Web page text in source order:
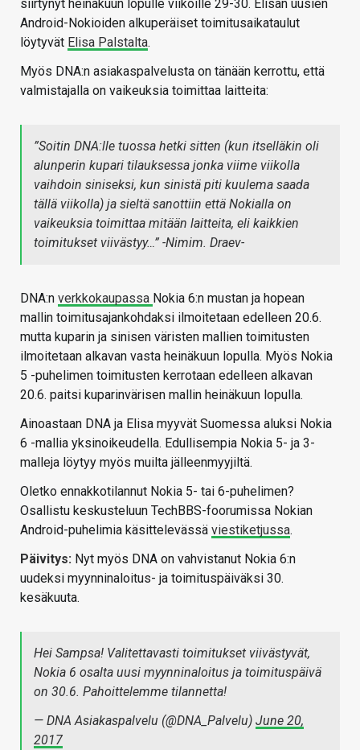
siirtynyt heinäkuun lopulle viikoille 29-30. Elisan uusien
Android-Nokioiden alkuperäiset toimitusaikataulut
löytyvät Elisa Palstalta.
Myös DNA:n asiakaspalvelusta on tänään kerrottu, että
valmistajalla on vaikeuksia toimittaa laitteita:
”Soitin DNA:lle tuossa hetki sitten (kun itselläkin oli
alunperin kupari tilauksessa jonka viime viikolla
vaihdoin siniseksi, kun sinistä piti kuulema saada
tällä viikolla) ja sieltä sanottiin että Nokialla on
vaikeuksia toimittaa mitään laitteita, eli kaikkien
toimitukset viivästyy…” -Nimim. Draev-
DNA:n verkkokaupassa Nokia 6:n mustan ja hopean
mallin toimitusajankohdaksi ilmoitetaan edelleen 20.6.
mutta kuparin ja sinisen väristen mallien toimitusten
ilmoitetaan alkavan vasta heinäkuun lopulla. Myös Nokia
5 -puhelimen toimitusten kerrotaan edelleen alkavan
20.6. paitsi kuparinvärisen mallin heinäkuun lopulla.
Ainoastaan DNA ja Elisa myyvät Suomessa aluksi Nokia
6 -mallia yksinoikeudella. Edullisempia Nokia 5- ja 3-
malleja löytyy myös muilta jälleenmyyjiltä.
Oletko ennakkotilannut Nokia 5- tai 6-puhelimen?
Osallistu keskusteluun TechBBS-foorumissa Nokian
Android-puhelimia käsittelevässä viestiketjussa.
Päivitys: Nyt myös DNA on vahvistanut Nokia 6:n
uudeksi myynninaloitus- ja toimituspäiväksi 30.
kesäkuuta.
Hei Sampsa! Valitettavasti toimitukset viivästyvät,
Nokia 6 osalta uusi myynninaloitus ja toimituspäivä
on 30.6. Pahoittelemme tilannetta!
— DNA Asiakaspalvelu (@DNA_Palvelu) June 20,
2017